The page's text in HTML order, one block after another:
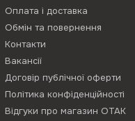
Оплата і доставка
Обмін та повернення
Контакти
Вакансії
Договір публічної оферти
Політика конфіденційності
Відгуки про магазин ОТАК